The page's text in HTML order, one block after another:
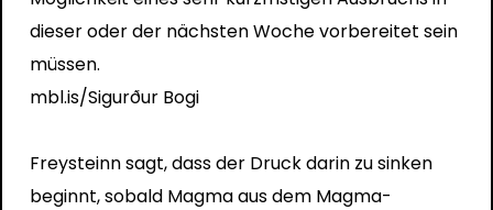
dieser oder der nächsten Woche vorbereitet sein
müssen.
mbl.is/Sigurður Bogi
Freysteinn sagt, dass der Druck darin zu sinken
beginnt, sobald Magma aus dem Magma-